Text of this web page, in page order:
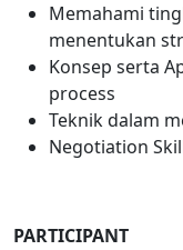
Memahami
menentukan
Konsep serta
process
Teknik dalam
Negotiation
PARTICIPANT